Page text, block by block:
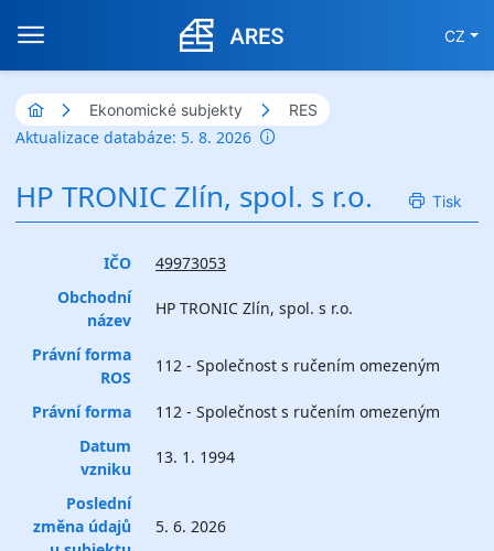
CZ
Ekonomické subjekty RES
Aktualizace databáze: 5. 8. 2026
HP TRONIC Zlín, spol. s r.o. Tisk
IČO
49973053
Obchodní
název
HP TRONIC Zlín, spol. s r.o.
Právní forma
ROS
112 - Společnost s ručením omezeným
Právní forma
112 - Společnost s ručením omezeným
Datum
vzniku
13. 1. 1994
Poslední
změna údajů
5. 6. 2026